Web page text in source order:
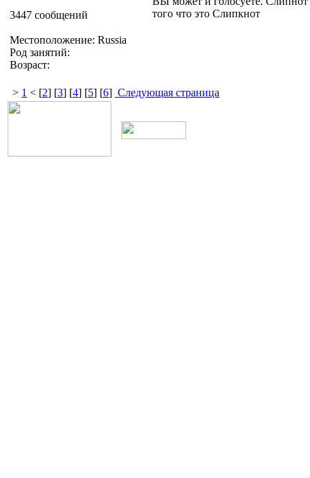
3447 сообщений
Местоположение: Russia
Род занятий:
Возраст:
того что это Слипкнот
> 1 < [2] [3] [4] [5] [6] Следующая страница